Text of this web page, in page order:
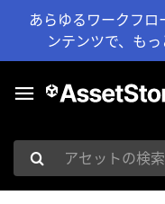
あらゆるワークフロ
ンテンツで、も
アセットの検索